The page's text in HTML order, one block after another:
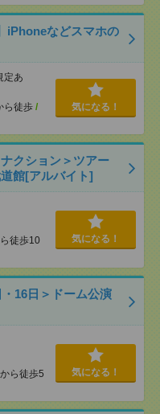
iPhoneなどスマホの
あ
ら徒歩 /
気になる！
クション＞ツアー
館[アルバイト]
徒歩10
気になる！
16日＞ドーム公演
ら徒歩5
気になる！